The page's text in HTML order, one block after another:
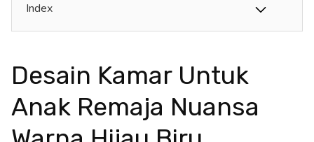
Index
Desain Kamar Untuk
Anak Remaja Nuansa